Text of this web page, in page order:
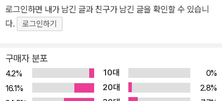
강』은 묵시록적이고 기괴한 요소들이 다분하면서도 현실적인 공
감이라는 주제의식을 긴장감 있고 집요하게 추구했다는 점에서
빼어나게 빚어진 장편의 세계를 다시 한번 확인시켜준다. 누가 그
스릴러이자 인간성에 대한 처절한 질문 제약회사에서 약품개발
원으로 근무하는 주인공은 파견근무를 발령받고 C국의 본사로
떠난다. 마침 C국은 감기와 유사한 전염병이 창궐하여 위생 검열
로그인하면 내가 남긴 글과 친구가 남긴 글을 확인할 수 있습니
다.
로그인하기
구매자 분포
4.2% 10대
0%
16.1%
20대
2.8%